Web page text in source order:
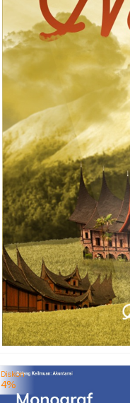
Diskon
4%